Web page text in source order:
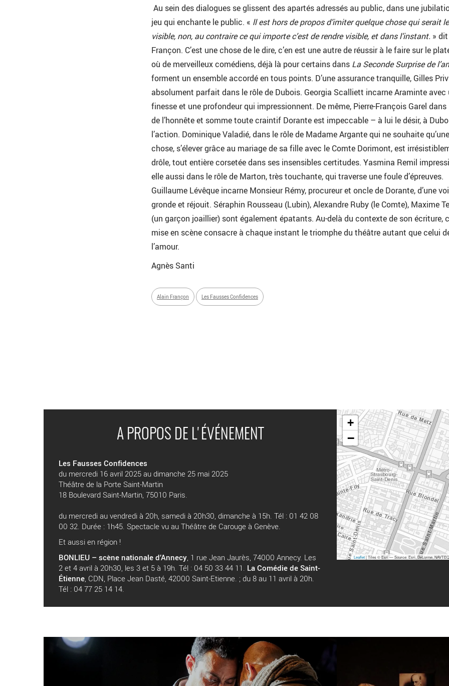
Au sein des dialogues se glissent des apartés adressés au public, dans une
jeu qui enchante le public. « ll est hors de propos d’imiter quelque chose qui serait le
visible, non, au contraire ce qui importe c’est de rendre visible, et dans l’instant. »
Françon. C’est une chose de le dire, c’en est une autre de réussir à le faire sur le
où de merveilleux comédiens, déjà là pour certains dans La Seconde Surprise de
forment un ensemble accordé en tous points. D’une assurance tranquille, Gilles
absolument parfait dans le rôle de Dubois. Georgia Scalliett incarne Araminte avec
finesse et une profondeur qui impressionnent. De même, Pierre-François Garel dans
de l’honnête et somme toute craintif Dorante est impeccable – à lui le désir, à
l’action. Dominique Valadié, dans le rôle de Madame Argante qui ne souhaite qu’une
chose, s’élever grâce au mariage de sa fille avec le Comte Dorimont, est
drôle, tout entière corsetée dans ses insensibles certitudes. Yasmina Remil
elle aussi dans le rôle de Marton, très touchante, qui traverse une foule d’épreuves.
Guillaume Lévêque incarne Monsieur Rémy, procureur et oncle de Dorante, d’une
gronde et réjouit. Séraphin Rousseau (Lubin), Alexandre Ruby (le Comte), Maxime
(un garçon joaillier) sont également épatants. Au-delà du contexte de son écriture,
mise en scène consacre à chaque instant le triomphe du théâtre autant que celui
l’amour.
Agnès Santi
Alain Françon Les Fausses Confidences
A PROPOS DE L'ÉVÉNEMENT
Les Fausses Confidences
du mercredi 16 avril 2025 au dimanche 25 mai 2025
Théâtre de la Porte Saint-Martin
18 Boulevard Saint-Martin, 75010 Paris.
du mercredi au vendredi à 20h, samedi à 20h30, dimanche à 15h. Tél : 01 42 08
00 32. Durée : 1h45. Spectacle vu au Théâtre de Carouge à Genève.
Et aussi en région !
BONLIEU – scène nationale d’Annecy, 1 rue Jean Jaurès, 74000 Annecy. Les
2 et 4 avril à 20h30, les 3 et 5 à 19h. Tél : 04 50 33 44 11. La Comédie de Saint-
Étienne, CDN, Place Jean Dasté, 42000 Saint-Etienne. ; du 8 au 11 avril à 20h.
Tél : 04 77 25 14 14.
+
−
Leaflet| Tiles © Esri — Source: Esri, DeLorme,